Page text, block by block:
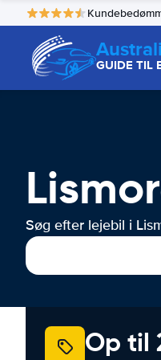
GUIDE TIL
Søg efter lejebil i
Op til